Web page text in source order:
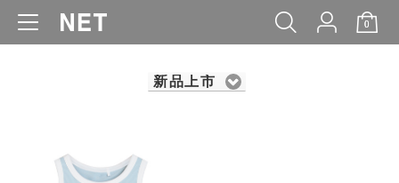
0
WOMEN MEN KIDS BABY
新品上市